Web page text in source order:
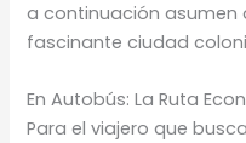
a continuación asumen
fascinante ciudad
En Autobús: La Ruta
Para el viajero que